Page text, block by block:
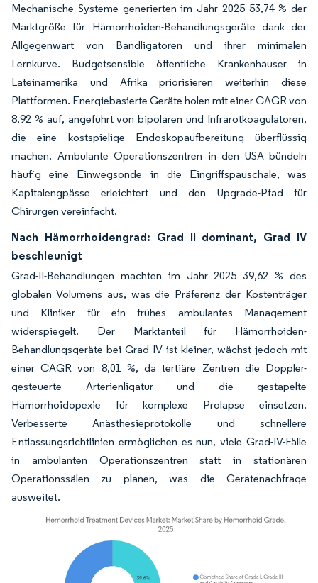
Mechanische Systeme generierten im Jahr 2025 53,74 % der
Marktgröße für Hämorrhoiden-Behandlungsgeräte dank der
Allgegenwart von Bandligatoren und ihrer minimalen
Lernkurve. Budgetsensible öffentliche Krankenhäuser in
Lateinamerika und Afrika priorisieren weiterhin diese
Plattformen. Energiebasierte Geräte holen mit einer CAGR von
8,92 % auf, angeführt von bipolaren und Infrarotkoagulatoren,
die eine kostspielige Endoskopaufbereitung überflüssig
machen. Ambulante Operationszentren in den USA bündeln
häufig eine Einwegsonde in die Eingriffspauschale, was
Kapitalengpässe erleichtert und den Upgrade-Pfad für
Chirurgen vereinfacht.
Nach Hämorrhoidengrad: Grad II dominant, Grad IV
beschleunigt
Grad-II-Behandlungen machten im Jahr 2025 39,62 % des
globalen Volumens aus, was die Präferenz der Kostenträger
und Kliniker für ein frühes ambulantes Management
widerspiegelt. Der Marktanteil für Hämorrhoiden-
Behandlungsgeräte bei Grad IV ist kleiner, wächst jedoch mit
einer CAGR von 8,01 %, da tertiäre Zentren die Doppler-
gesteuerte Arterienligatur und die gestapelte
Hämorrhoidopexie für komplexe Prolapse einsetzen.
Verbesserte Anästhesieprotokolle und schnellere
Entlassungsrichtlinien ermöglichen es nun, viele Grad-IV-Fälle
in ambulanten Operationszentren statt in stationären
Operationssälen zu planen, was die Gerätenachfrage
ausweitet.